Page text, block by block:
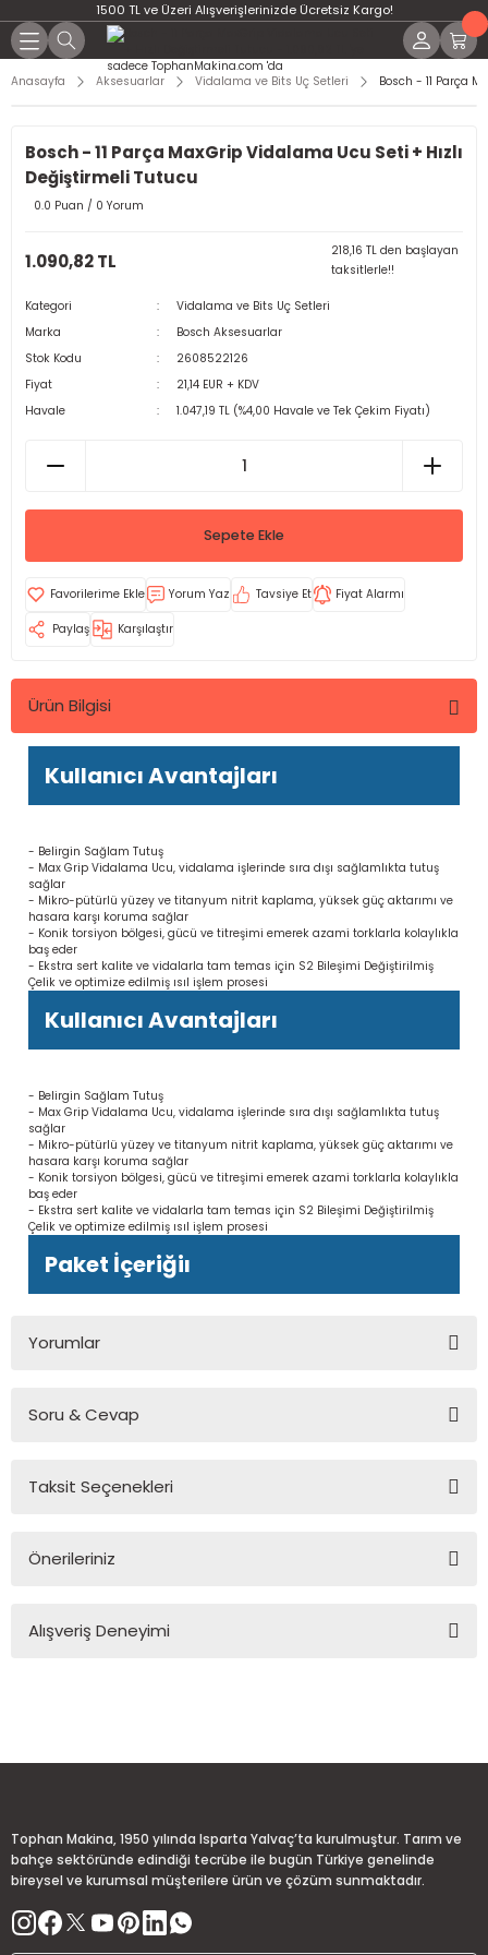
1500 TL ve Üzeri Alışverişlerinizde Ücretsiz Kargo!
Anasayfa Aksesuarlar Vidalama ve Bits Uç Setleri Bosch - 11 Parça
Bosch - 11 Parça MaxGrip Vidalama Ucu Seti + Hızlı
Değiştirmeli Tutucu
0.0 Puan / 0 Yorum
1.090,82 TL
218,16 TL den başlayan
taksitlerle!!
Kategori
Vidalama ve Bits Uç Setleri
Marka
Bosch Aksesuarlar
Stok Kodu
2608522126
Fiyat
21,14 EUR + KDV
Havale
1.047,19 TL (%4,00 Havale ve Tek Çekim Fiyatı)
Sepete Ekle
Yorum Yaz Tavsiye Et Fiyat Alarmı
Paylaş Karşılaştır
Ürün Bilgisi
Kullanıcı Avantajları
- Belirgin Sağlam Tutuş
- Max Grip Vidalama Ucu, vidalama işlerinde sıra dışı sağlamlıkta tutuş
sağlar
- Mikro-pütürlü yüzey ve titanyum nitrit kaplama, yüksek güç aktarımı ve
hasara karşı koruma sağlar
- Konik torsiyon bölgesi, gücü ve titreşimi emerek azami torklarla kolaylıkla
baş eder
- Ekstra sert kalite ve vidalarla tam temas için S2 Bileşimi Değiştirilmiş
Çelik ve optimize edilmiş ısıl işlem prosesi
Kullanıcı Avantajları
- Belirgin Sağlam Tutuş
- Max Grip Vidalama Ucu, vidalama işlerinde sıra dışı sağlamlıkta tutuş
sağlar
- Mikro-pütürlü yüzey ve titanyum nitrit kaplama, yüksek güç aktarımı ve
hasara karşı koruma sağlar
- Konik torsiyon bölgesi, gücü ve titreşimi emerek azami torklarla kolaylıkla
baş eder
- Ekstra sert kalite ve vidalarla tam temas için S2 Bileşimi Değiştirilmiş
Çelik ve optimize edilmiş ısıl işlem prosesi
Paket İçeriğiı
Yorumlar
Soru & Cevap
Ürün hakkında henüz soru sorulmamış.
Taksit Seçenekleri
Önerileriniz
konularda yetersiz gördüğünüz noktaları öneri formunu
Bu ürüne benzer farklı alternatifler olmalı.
Alışveriş Deneyimi
Tophan Makina, 1950 yılında Isparta Yalvaç’ta kurulmuştur. Tarım ve
bahçe sektöründe edindiği tecrübe ile bugün Türkiye genelinde
bireysel ve kurumsal müşterilere ürün ve çözüm sunmaktadır.